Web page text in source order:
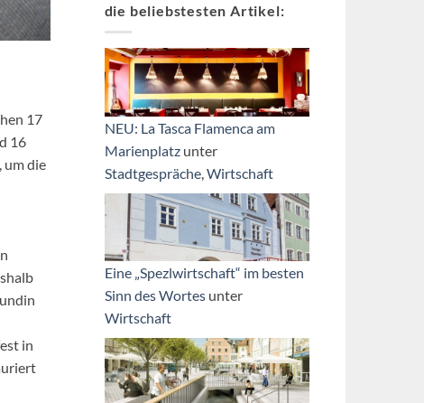
17
16
um die
in
die beliebstesten Artikel:
NEU: La Tasca Flamenca am
Marienplatz unter
Stadtgespräche,Wirtschaft
Eine „Spezlwirtschaft“ im besten
Sinn des Wortes unter
Wirtschaft